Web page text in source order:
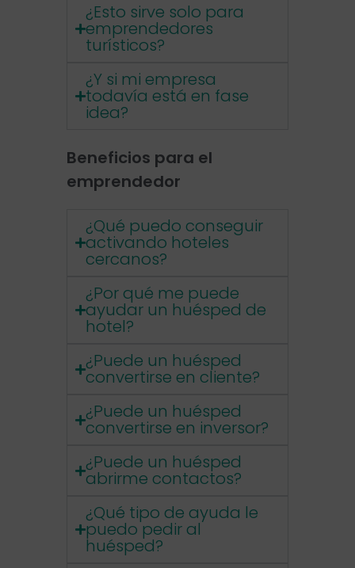
¿Esto sirve solo para
emprendedores
turísticos?
¿Y si mi empresa
todavía está en fase
idea?
Beneficios para el
emprendedor
¿Qué puedo conseguir
activando hoteles
cercanos?
¿Por qué me puede
ayudar un huésped de
hotel?
¿Puede un huésped
convertirse en cliente?
¿Puede un huésped
convertirse en inversor?
¿Puede un huésped
abrirme contactos?
¿Qué tipo de ayuda le
puedo pedir al
huésped?